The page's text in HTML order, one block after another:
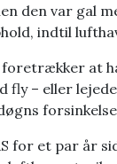
den var gal
indtil
at
fly – eller
for et par år